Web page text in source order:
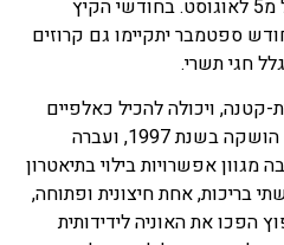
ל19 קרוזים בקיץ ובסתיו, החל מ5 לאוגוסט. בחודשי הקיץ
ספטמבר יתקיימו גם קרוזים
חגי תשרי.
קטנה, ויכולה להכיל כאלפיים
נוסעים, יש בה 12 קומות. היא הושקה בשנת 1997, ועברה
בשנת 2016. יש בה מגוון אפשרויות בילוי בתיאטרון
בריכות, אחת חיצונית ופתוחה,
הפכו את האוניה לידידותית